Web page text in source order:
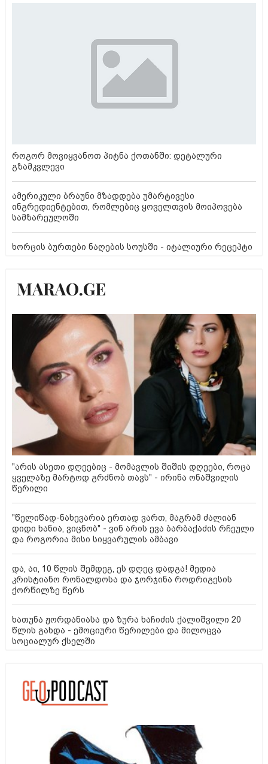
როგორ მოვიყვანოთ პიტნა ქოთანში: დეტალური
გზამკვლევი
ამერიკული ბრაუნი მზადდება უმარტივესი
ინგრედიენტებით, რომლებიც ყოველთვის მოიპოვება
სამზარეულოში
ხორცის ბურთები ნაღების სოუსში - იტალიური რეცეპტი
"არის ასეთი დღეებიც - მომავლის შიშის დღეები, როცა
ყველაზე მარტოდ გრძნობ თავს" - ირინა ონაშვილის
წერილი
"წელიწად-ნახევარია ერთად ვართ, მაგრამ ძალიან
დიდი ხანია, ვიცნობ" - ვინ არის ევა ბარბაქაძის რჩეული
და როგორია მისი სიყვარულის ამბავი
და, აი, 10 წლის შემდეგ, ეს დღეც დადგა! მედია
კრისტიანო რონალდოსა და ჯორჯინა როდრიგესის
ქორწილზე წერს
ხათუნა ჟორდანიასა და ზურა ხაჩიძის ქალიშვილი 20
წლის გახდა - ემოციური წერილები და მილოცვა
სოციალურ ქსელში